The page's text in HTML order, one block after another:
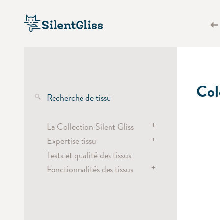
Recherche de tissu
La Collection Silent Gliss
+
Les tissus transparents
Tissus semi-transparents
Tissus obscurcissants et
Expertise tissu
+
Wave
Têtes de rideaux
Tests et qualité des tissus
Fonctionnalités des tissus
+